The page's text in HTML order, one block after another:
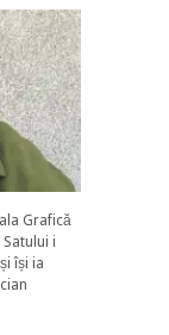
Grafică
i
își ia